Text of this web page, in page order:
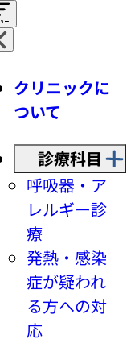
クリニックに
ついて
診療科目
呼吸器・ア
レルギー診
療
発熱・感染
症が疑われ
る方への対
応